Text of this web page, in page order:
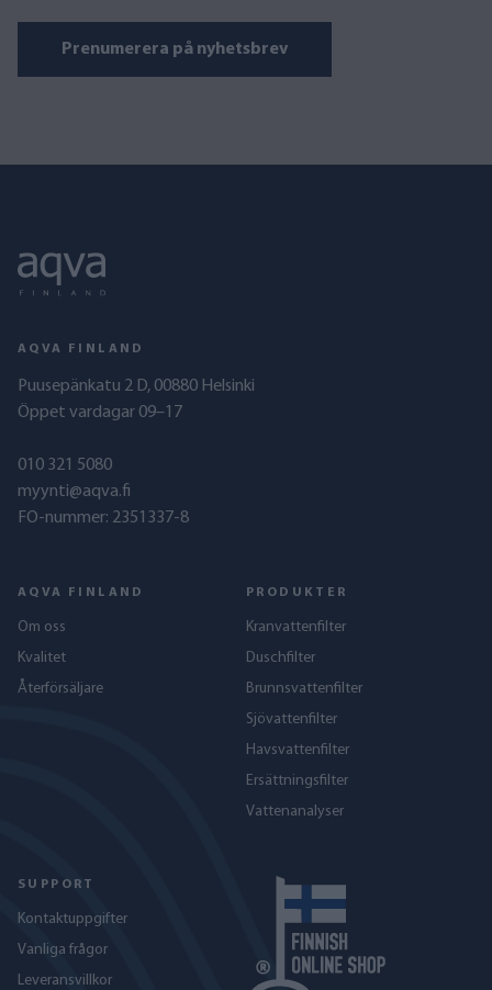
Prenumerera på nyhetsbrev
AQVA FINLAND
Puusepänkatu 2 D, 00880 Helsinki
Öppet vardagar 09–17
010 321 5080
myynti@aqva.fi
FO-nummer: 2351337-8
AQVA FINLAND
Om oss
Kvalitet
Återförsäljare
PRODUKTER
Kranvattenfilter
Duschfilter
Brunnsvattenfilter
Sjövattenfilter
Havs­vattenfilter
Ersättningsfilter
Vattenanalyser
SUPPORT
Kontaktuppgifter
Vanliga frågor
Leveransvillkor